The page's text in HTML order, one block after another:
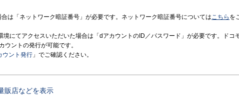
は「ネットワーク暗証番号」が必要です。ネットワーク暗証番号についてはこちら を
境にてアクセスいただいた場合は「dアカウントのID／パスワード」が必要です。ドコ
ウントの発行が可能です。
ウント発行 」でご確認ください。
販店などを表示